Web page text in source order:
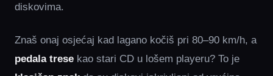
diskovima.
Znaš onaj osjećaj kad lagano kočiš pri 80–90 km/h, a
pedala trese kao stari CD u lošem playeru? To je